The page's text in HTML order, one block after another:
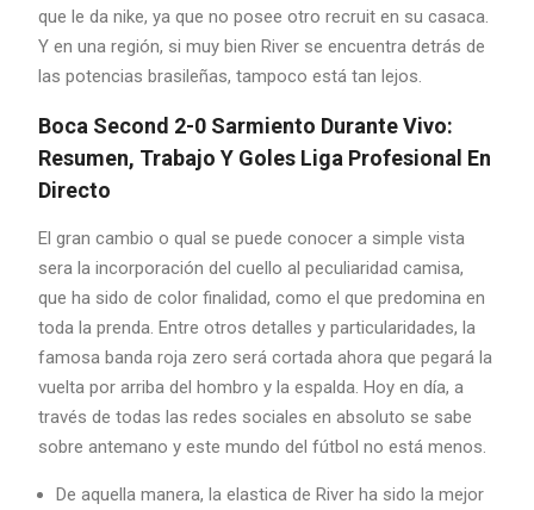
que le da nike, ya que no posee otro recruit en su casaca.
Y en una región, si muy bien River se encuentra detrás de
las potencias brasileñas, tampoco está tan lejos.
Boca Second 2-0 Sarmiento Durante Vivo:
Resumen, Trabajo Y Goles Liga Profesional En
Directo
El gran cambio o qual se puede conocer a simple vista
sera la incorporación del cuello al peculiaridad camisa,
que ha sido de color finalidad, como el que predomina en
toda la prenda. Entre otros detalles y particularidades, la
famosa banda roja zero será cortada ahora que pegará la
vuelta por arriba del hombro y la espalda. Hoy en día, a
través de todas las redes sociales en absoluto se sabe
sobre antemano y este mundo del fútbol no está menos.
De aquella manera, la elastica de River ha sido la mejor